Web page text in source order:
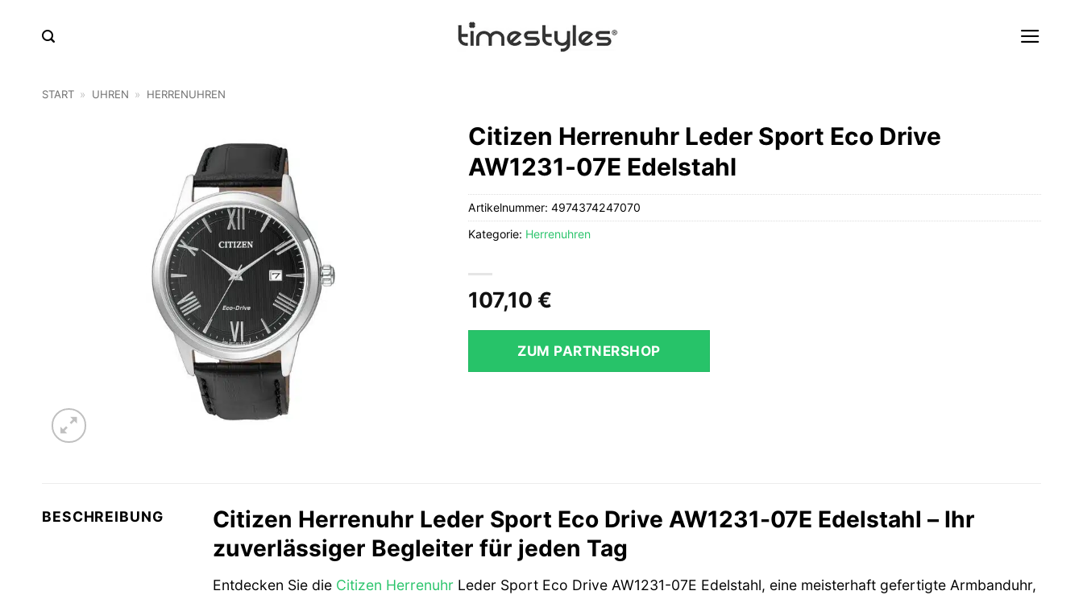
START » UHREN » HERRENUHREN
Citizen Herrenuhr Leder Sport Eco Drive
AW1231-07E Edelstahl
107,10 €
ZUM PARTNERSHOP
Artikelnummer:4974374247070
Kategorie: Herrenuhren
BESCHREIBUNG
Citizen Herrenuhr Leder Sport Eco Drive AW1231-07E Edelstahl – Ihr
zuverlässiger Begleiter für jeden Tag
Entdecken Sie die Citizen HerrenuhrLeder Sport Eco Drive AW1231-07E Edelstahl, eine meisterhaft gefertigte Armbanduhr,